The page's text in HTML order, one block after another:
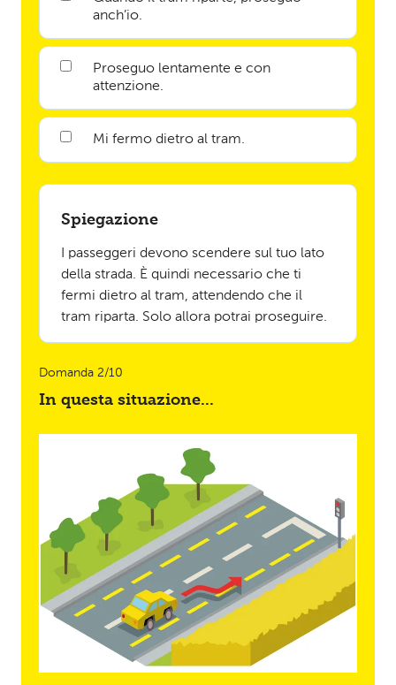
anch’io.
Proseguo lentamente e con
attenzione.
Mi fermo dietro al tram.
Spiegazione
I passeggeri devono scendere sul tuo lato
della strada. È quindi necessario che ti
fermi dietro al tram, attendendo che il
tram riparta. Solo allora potrai proseguire.
Domanda 2/10
In questa situazione...